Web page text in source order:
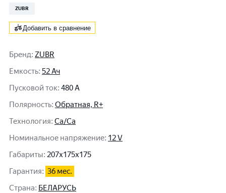
ZUBR
Добавить в сравнение
Бренд: ZUBR
Емкость: 52 Ач
Пусковой ток: 480 A
Полярность: Обратная, R+
Технология: Ca/Ca
Номинальное напряжение: 12 V
Габариты: 207x175x175
Гарантия: 36 мес.
Cтрана: БЕЛАРУСЬ